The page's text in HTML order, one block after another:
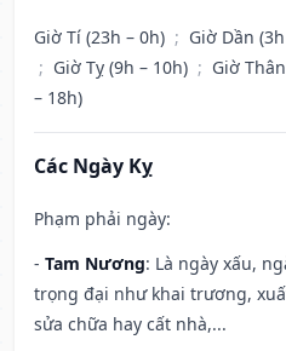
Giờ Tí (23h – 0h) ; Giờ Dần
; Giờ Tỵ (9h – 10h) ; Giờ
– 18h)
Các Ngày Kỵ
Phạm phải ngày:
- Tam Nương: Là ngày xấu,
trọng đại như khai trương,
sửa chữa hay cất nhà,...